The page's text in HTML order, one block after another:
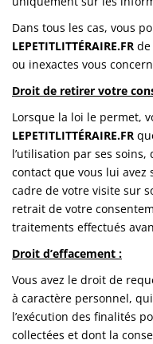
Dans tous les cas, vous
LEPETITLITTÉRAIRE.FR
ou inexactes vous
Droit de retirer votre
Lorsque la loi le permet,
LEPETITLITTÉRAIRE.FR
l’utilisation par ses
contact que vous lui
cadre de votre visite sur
retrait de votre
traitements effectués
Droit d’effacement :
Vous avez le droit de
à caractère personnel,
l’exécution des finalités
collectées et dont la